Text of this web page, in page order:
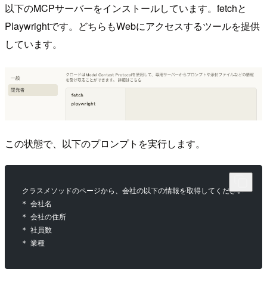
以下のMCPサーバーをインストールしています。fetchと
Playwrightです。どちらもWebにアクセスするツールを提供
しています。
この状態で、以下のプロンプトを実行します。
クラスメソッドのページから、会社の以下の情報を取得してください
* 会社名
* 会社の住所
* 社員数
* 業種